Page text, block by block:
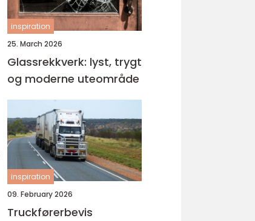
inspiration
25. March 2026
Glassrekkverk: lyst, trygt
og moderne uteområde
inspiration
09. February 2026
Truckførerbevis